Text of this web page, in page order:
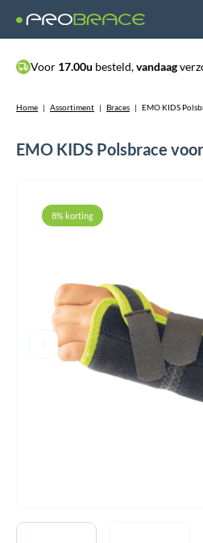
Voor 17.00u besteld,vandaag
Home | Assortiment | Braces | EMO KIDS
EMO KIDS Polsbrace
8% korting